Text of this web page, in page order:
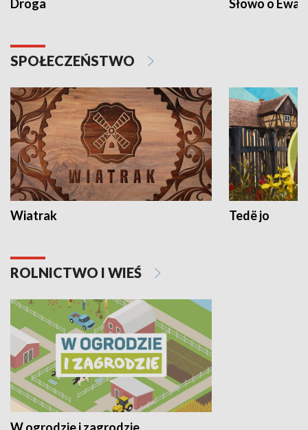
Droga Słowo o
SPOŁECZEŃSTWO
Wiatrak Tedë jo
ROLNICTWO I WIEŚ